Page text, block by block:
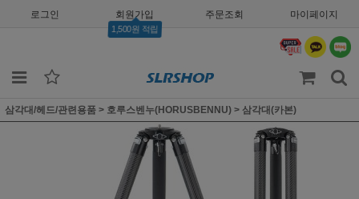
로그인 회원가입
1,500원 적립
주문조회 마이페이지
삼각대/헤드/관련용품 > 호루스벤누(HORUSBENNU) > 삼각대(카본)